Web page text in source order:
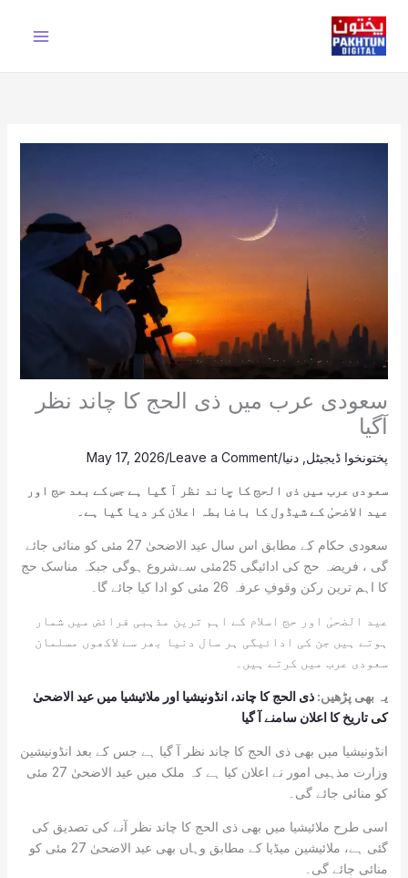
content
سعودی عرب میں ذی الحج کا چاند نظر
آگیا
پختونخوا ڈیجیٹل دنیا/
Leave a Comment
/
May 17, 2026
سعودی عرب میں ذی الحج کا چاند نظر آ گیا ہے جس کے بعد حج اور
عید الاضحیٰ کے شیڈول کا باضابطہ اعلان کر دیا گیا ہے۔
سعودی حکام کے مطابق اس سال عید الاضحیٰ 27 مئی کو منائی جائے
گی ، فریضہ حج کی ادائیگی 25مئی سےشروع ہوگی جبکہ مناسک حج
کا اہم ترین رکن وقوفِ عرفہ 26 مئی کو ادا کیا جائے گا۔
عید الضحیٰ اور حج اسلام کے اہم ترین مذہبی فرائض میں شمار
ہوتے ہیں جن کی ادائیگی ہر سال دنیا بھر سے لاکھوں مسلمان
سعودی عرب میں کرتے ہیں۔
یہ بھی پڑھیں: ذی الحج کا چاند، انڈونیشیا اور ملائیشیا میں عید الاضحیٰ
کی تاریخ کا اعلان سامنے آ گیا
انڈونیشیا میں بھی ذی الحج کا چاند نظر آ گیا ہے جس کے بعد انڈونیشین
وزارت مذہبی امور نے اعلان کیا ہے کہ ملک میں عید الاضحیٰ 27 مئی
کو منائی جائے گی۔
اسی طرح ملائیشیا میں بھی ذی الحج کا چاند نظر آنے کی تصدیق کی
گئی ہے، ملائیشین میڈیا کے مطابق وہاں بھی عید الاضحیٰ 27 مئی کو
منائی جائے گی۔